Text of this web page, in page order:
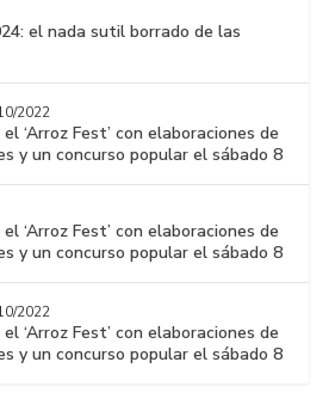
el nada sutil borrado de las
2022
‘Arroz Fest’ con elaboraciones de
y un concurso popular el sábado 8
‘Arroz Fest’ con elaboraciones de
y un concurso popular el sábado 8
2022
‘Arroz Fest’ con elaboraciones de
y un concurso popular el sábado 8